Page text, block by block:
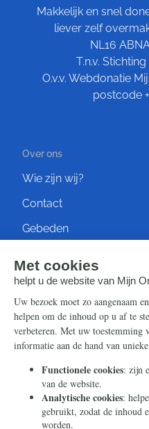
Makkelijk en snel
liever zelf
NL16
T.n.v.
O.v.v. Webdonatie
postcode
Over ons
Wie zijn wij?
Contact
Gebeden
Steun ons
Nieuwsbrief
Eenmalig
Maandelijks
Periodiek
Nalaten